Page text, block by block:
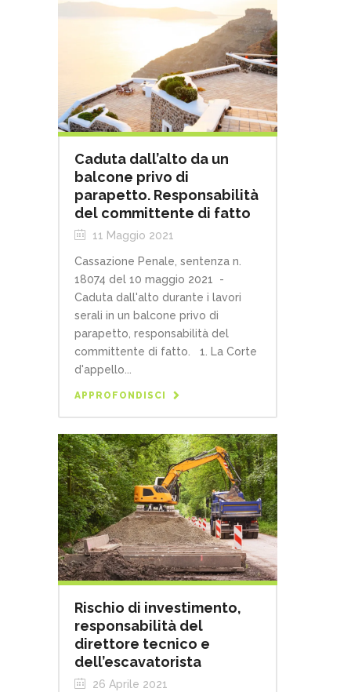
Caduta dall’alto da un
balcone privo di
parapetto. Responsabilità
del committente di fatto
11 Maggio 2021
Cassazione Penale, sentenza n.
18074 del 10 maggio 2021 -
Caduta dall'alto durante i lavori
serali in un balcone privo di
parapetto, responsabilità del
committente di fatto. 1. La Corte
d'appello...
APPROFONDISCI
Rischio di investimento,
responsabilità del
direttore tecnico e
dell’escavatorista
26 Aprile 2021